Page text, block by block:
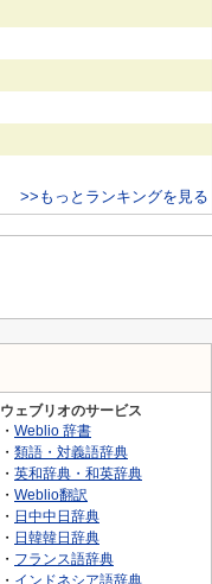
>>もっとランキングを見る
ウェブリオのサービス
・ Weblio 辞書
・ 類語・対義語辞典
・ 英和辞典・和英辞典
・ Weblio翻訳
・ 日中中日辞典
・ 日韓韓日辞典
・ フランス語辞典
・ インドネシア語辞典